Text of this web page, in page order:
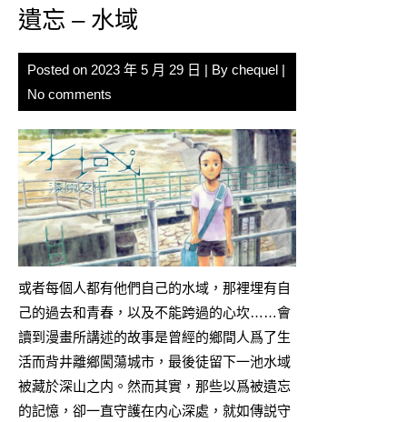
遺忘 – 水域
Posted on 2023 年 5 月 29 日 | By chequel |
No comments
或者每個人都有他們自己的水域，那裡埋有自
己的過去和青春，以及不能跨過的心坎……會
讀到漫畫所講述的故事是曾經的鄉間人爲了生
活而背井離鄉闖蕩城市，最後徒留下一池水域
被藏於深山之内。然而其實，那些以爲被遺忘
的記憶，卻一直守護在内心深處，就如傳説守